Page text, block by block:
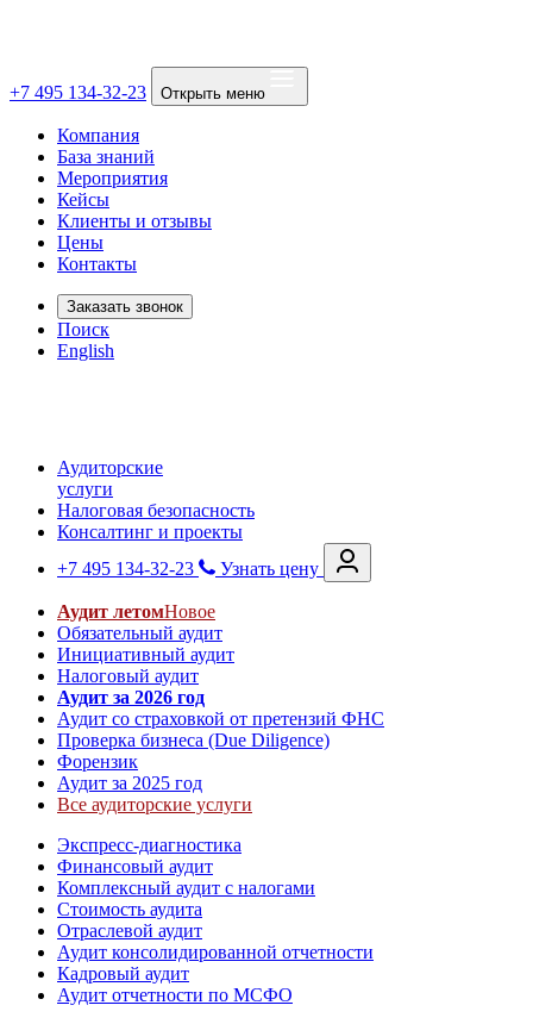
+7 495 134-32-23 Открыть меню
Компания
База знаний
Мероприятия
Кейсы
Клиенты и отзывы
Цены
Контакты
Заказать звонок
Поиск
English
Аудиторские
услуги
Налоговая безопасность
Консалтинг и проекты
+7 495 134-32-23
Узнать цену
Аудит летомНовое
Обязательный аудит
Инициативный аудит
Налоговый аудит
Аудит за 2026 год
Аудит со страховкой от претензий ФНС
Проверка бизнеса (Due Diligence)
Форензик
Аудит за 2025 год
Все аудиторские услуги
Экспресс-диагностика
Финансовый аудит
Комплексный аудит с налогами
Стоимость аудита
Отраслевой аудит
Аудит консолидированной отчетности
Кадровый аудит
Аудит отчетности по МСФО